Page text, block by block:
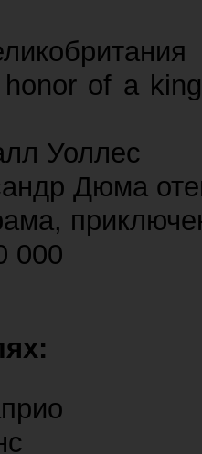
honor of a
Уоллес
Дюма
000